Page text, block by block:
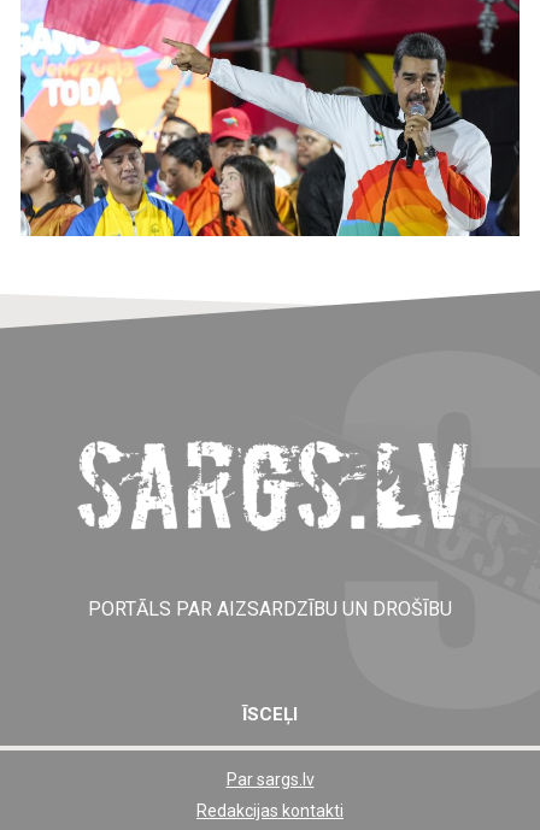
PORTĀLS PAR AIZSARDZĪBU UN DROŠĪBU
ĪSCEĻI
Par sargs.lv
Redakcijas kontakti